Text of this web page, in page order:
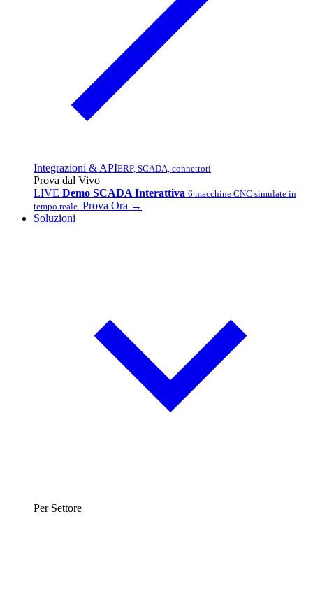
Integrazioni & APIERP, SCADA, connettori
Prova dal Vivo
LIVE Demo SCADA Interattiva 6 macchine CNC simulate in
tempo reale. Prova Ora →
Soluzioni
Per Settore